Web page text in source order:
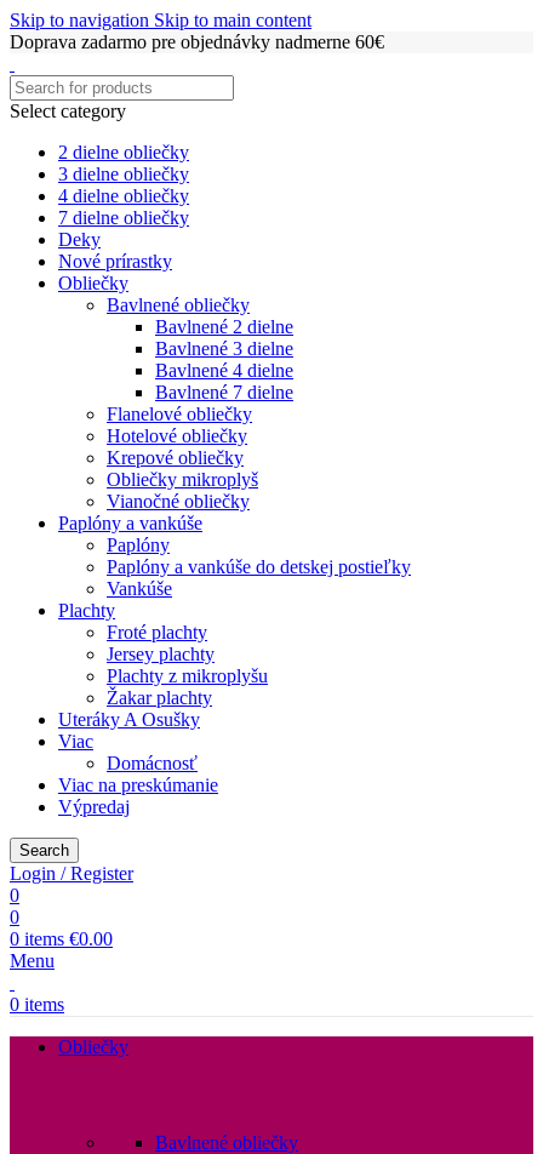
Skip to navigation Skip to main content
Doprava zadarmo pre objednávky nadmerne 60€
Select category
2 dielne obliečky
3 dielne obliečky
4 dielne obliečky
7 dielne obliečky
Deky
Nové prírastky
Obliečky
Bavlnené obliečky
Bavlnené 2 dielne
Bavlnené 3 dielne
Bavlnené 4 dielne
Bavlnené 7 dielne
Flanelové obliečky
Hotelové obliečky
Krepové obliečky
Obliečky mikroplyš
Vianočné obliečky
Paplóny a vankúše
Paplóny
Paplóny a vankúše do detskej postieľky
Vankúše
Plachty
Froté plachty
Jersey plachty
Plachty z mikroplyšu
Žakar plachty
Uteráky A Osušky
Viac
Domácnosť
Viac na preskúmanie
Výpredaj
Search
Login / Register
0
0
0 items €0.00
Menu
0 items
Obliečky
Bavlnené obliečky